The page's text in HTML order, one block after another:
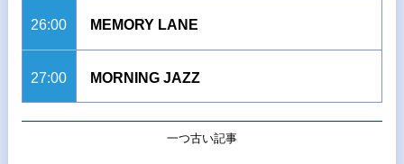
26:00 MEMORY LANE
27:00 MORNING JAZZ
一つ古い記事